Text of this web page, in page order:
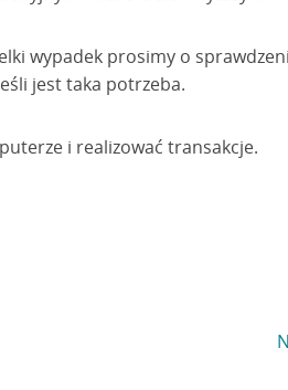
wypadek prosimy o
jest taka potrzeba.
i realizować transakcje.